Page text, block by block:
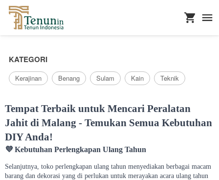
KATEGORI
Kerajinan Benang Sulam Kain Teknik
Tempat Terbaik untuk Mencari Peralatan
Jahit di Malang - Temukan Semua Kebutuhan
DIY Anda!
💜 Kebutuhan Perlengkapan Ulang Tahun
Selanjutnya, toko perlengkapan ulang tahun menyediakan berbagai macam
barang dan dekorasi yang di perlukan untuk merayakan acara ulang tahun